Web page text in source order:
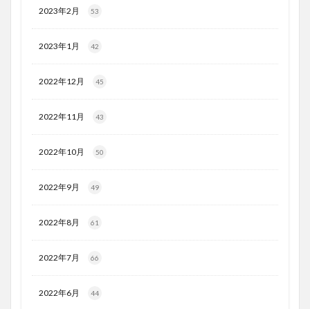
2023年2月 53
2023年1月 42
2022年12月 45
2022年11月 43
2022年10月 50
2022年9月 49
2022年8月 61
2022年7月 66
2022年6月 44